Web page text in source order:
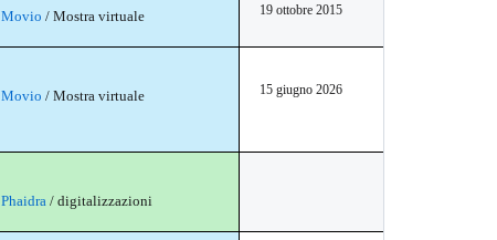
Movio / Mostra virtuale 19 ottobre 2015
Movio / Mostra virtuale 15 giugno 2026
Phaidra / digitalizzazioni